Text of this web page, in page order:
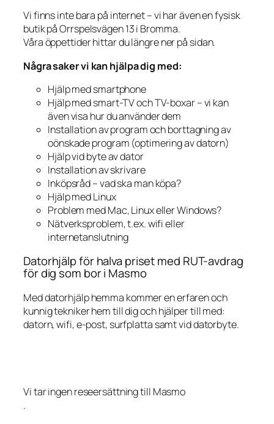
Vi finns inte bara på internet – vi har även en fysisk
butik på Orrspelsvägen 13 i Bromma.
Våra öppettider hittar du längre ner på sidan.
Några saker vi kan hjälpa dig med:
Hjälp med smartphone
Hjälp med smart-TV och TV-boxar – vi kan
även visa hur du använder dem
Installation av program och borttagning av
oönskade program (optimering av datorn)
Hjälp vid byte av dator
Installation av skrivare
Inköpsråd – vad ska man köpa?
Hjälp med Linux
Problem med Mac, Linux eller Windows?
Nätverksproblem, t.ex. wifi eller
internetanslutning
Datorhjälp för halva priset med RUT-avdrag
för dig som bor i Masmo
Med datorhjälp hemma kommer en erfaren och
kunnig tekniker hem till dig och hjälper till med:
datorn, wifi, e-post, surfplatta samt vid datorbyte.
Vi tar ingen reseersättning till Masmo
.